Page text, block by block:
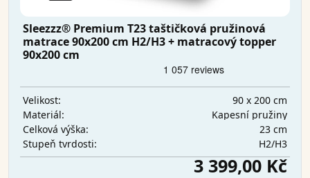
Sleezzz® Premium T23 taštičková pružinová
matrace 90x200 cm H2/H3 + matracový topper
90x200 cm
Velikost:
90 x 200 cm
Materiál:
Kapesní pružiny
Celková výška:
23 cm
Stupeň tvrdosti:
H2/H3
3 399,00 Kč